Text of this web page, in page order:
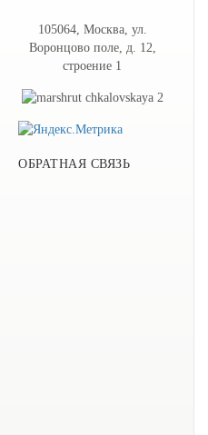
105064, Москва, ул.
Воронцово поле, д. 12,
строение 1
ОБРАТНАЯ СВЯЗЬ